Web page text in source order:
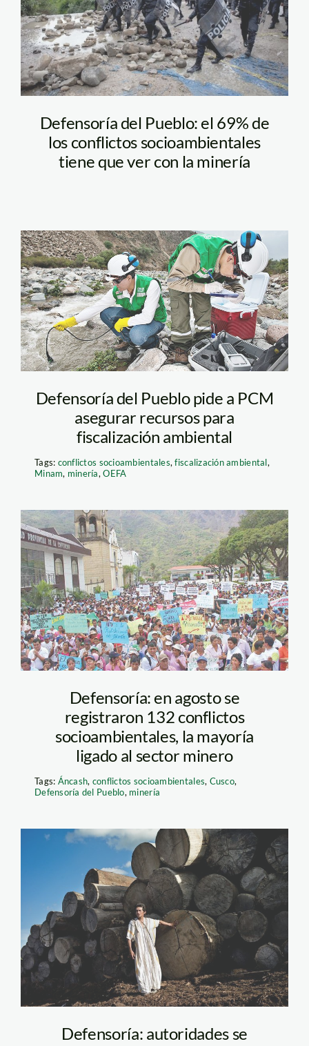
Defensoría del Pueblo: el 69% de
los conflictos socioambientales
tiene que ver con la minería
oefa_campo
Defensoría del Pueblo pide a PCM
asegurar recursos para
fiscalización ambiental
Tags: conflictos socioambientales,fiscalización ambiental,
Minam, minería,OEFA
la
convención_larepublica
Defensoría: en agosto se
registraron 132 conflictos
socioambientales, la mayoría
ligado al sector minero
Tags: Áncash, conflictos socioambientales, Cusco,
Defensoría del Pueblo, minería
edwin chota_nyt
Defensoría: autoridades se